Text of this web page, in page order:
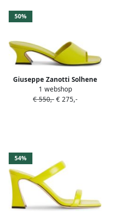
50%
Giuseppe Zanotti Solhene
leren muiltjes Geel
1 webshop
€ 550,- € 275,-
54%